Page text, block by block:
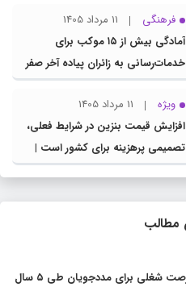
آموزش مجلس با مدیرکل آموزش و
پرورش خراسان رضوی
فرهنگی
11 مرداد 1405
آمادگی بیش از ۱۵ موکب برای
خدمات‌رسانی به زائران پیاده آخر صفر
در شهرستان چناران
ویژه
11 مرداد 1405
افزایش قیمت بنزین در شرایط فعلی،
تصمیمی پرهزینه برای کشور است |
دولت، قاچاق سوخت و عوامل اصلی
مطالب
ایجاد 2 هزار فرصت شغلی برای مددجویان طی ۵ سال